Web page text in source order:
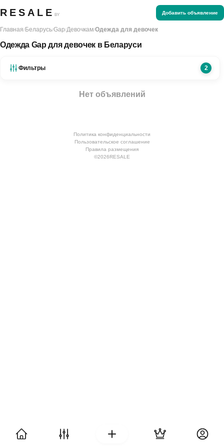
RESALE BY Добавить объявление
Главная/Беларусь/Gap/Девочкам/Одежда для девочек
Одежда Gap для девочек в Беларуси
Фильтры 2
Нет объявлений
Политика конфиденциальности
Пользовательское соглашение
Правила размещения
©2026RESALE